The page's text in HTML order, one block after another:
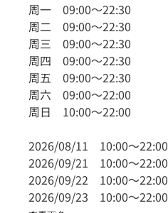
周一 09:00～22:30
周二 09:00～22:30
周三 09:00～22:30
周四 09:00～22:30
周五 09:00～22:30
周六 09:00～22:00
周日 10:00～22:00
2026/08/11 10:00～22:00
2026/09/21 10:00～22:00
2026/09/22 10:00～22:00
2026/09/23 10:00～22:00